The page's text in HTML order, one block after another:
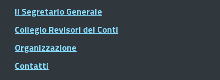
Il Segretario Generale
Collegio Revisori dei Conti
Organizzazione
Contatti